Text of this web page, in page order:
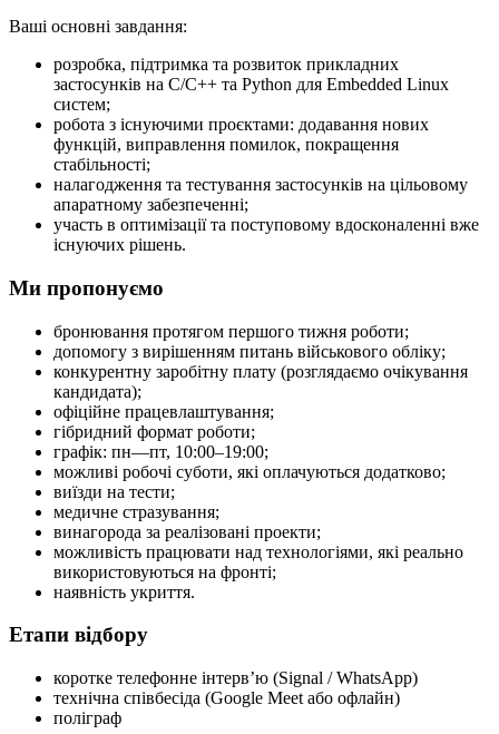
Ваші основні завдання:
розробка, підтримка та розвиток прикладних
застосунків на C/C++ та Python для Embedded Linux
систем;
робота з існуючими проєктами: додавання нових
функцій, виправлення помилок, покращення
стабільності;
налагодження та тестування застосунків на цільовому
апаратному забезпеченні;
участь в оптимізації та поступовому вдосконаленні вже
існуючих рішень.
Ми пропонуємо
бронювання протягом першого тижня роботи;
допомогу з вирішенням питань військового обліку;
конкурентну заробітну плату (розглядаємо очікування
кандидата);
офіційне працевлаштування;
гібридний формат роботи;
графік: пн—пт, 10:00–19:00;
можливі робочі суботи, які оплачуються додатково;
виїзди на тести;
медичне стразування;
винагорода за реалізовані проекти;
можливість працювати над технологіями, які реально
використовуються на фронті;
наявність укриття.
Етапи відбору
коротке телефонне інтерв’ю (Signal / WhatsApp)
технічна співбесіда (Google Meet або офлайн)
поліграф